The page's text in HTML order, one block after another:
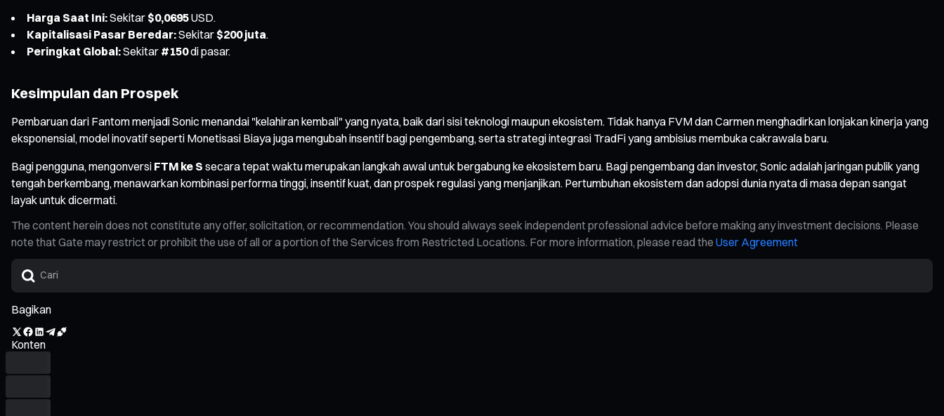
Harga Saat Ini:Sekitar $0,0695USD.
Kapitalisasi Pasar Beredar:Sekitar $200 juta.
Peringkat Global:Sekitar #150di pasar.
Kesimpulan dan Prospek
Pembaruan dari Fantom menjadi Sonic menandai "kelahiran kembali" yang nyata, baik dari sisi teknologi maupun ekosistem. Tidak hanya FVM dan Carmen menghadirkan lonjakan kinerja yang
eksponensial, model inovatif seperti Monetisasi Biaya juga mengubah insentif bagi pengembang, serta strategi integrasi TradFi yang ambisius membuka cakrawala baru.
Bagi pengguna, mengonversi FTM ke S secara tepat waktu merupakan langkah awal untuk bergabung ke ekosistem baru. Bagi pengembang dan investor, Sonic adalah jaringan publik yang
tengah berkembang, menawarkan kombinasi performa tinggi, insentif kuat, dan prospek regulasi yang menjanjikan. Pertumbuhan ekosistem dan adopsi dunia nyata di masa depan sangat
layak untuk dicermati.
The content herein does not constitute any offer, solicitation, or recommendation. You should always seek independent professional advice before making any investment decisions. Please
note that Gate may restrict or prohibit the use of all or a portion of the Services from Restricted Locations. For more information, please read the User Agreement
Bagikan
Konten